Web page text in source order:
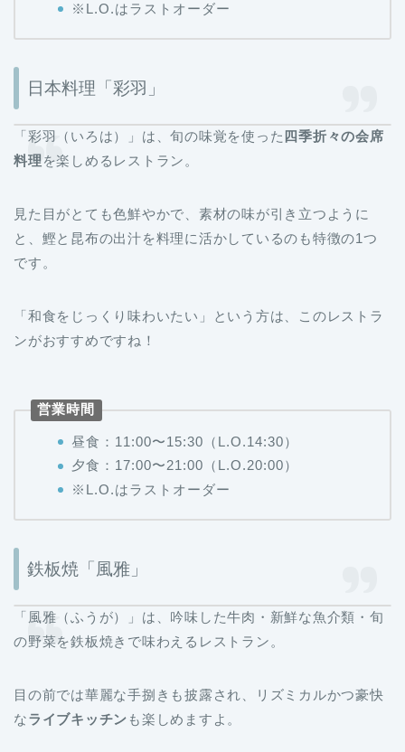
※L.O.はラストオーダー
日本料理「彩羽」
「彩羽（いろは）」は、旬の味覚を使った 四季折々の会席
料理を楽しめるレストラン。
見た目がとても色鮮やかで、素材の味が引き立つように
と、鰹と昆布の出汁を料理に活かしているのも特徴の1つ
です。
「和食をじっくり味わいたい」という方は、このレストラ
ンがおすすめですね！
営業時間
昼食：11:00〜15:30（L.O.14:30）
夕食：17:00〜21:00（L.O.20:00）
※L.O.はラストオーダー
鉄板焼「風雅」
「風雅（ふうが）」は、吟味した牛肉・新鮮な魚介類・旬
の野菜を鉄板焼きで味わえるレストラン。
目の前では華麗な手捌きも披露され、リズミカルかつ豪快
なライブキッチン も楽しめますよ。